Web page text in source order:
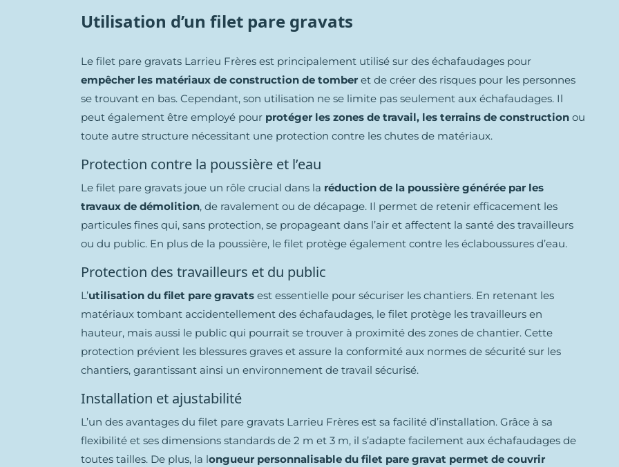
Utilisation d’un filet pare gravats
Le filet pare gravats Larrieu Frères est principalement utilisé sur des échafaudages pour
empêcher les matériaux de construction de tomber et de créer des risques pour les personnes
se trouvant en bas. Cependant, son utilisation ne se limite pas seulement aux échafaudages. Il
peut également être employé pour protéger les zones de travail, les terrains de construction ou
toute autre structure nécessitant une protection contre les chutes de matériaux.
Protection contre la poussière et l’eau
Le filet pare gravats joue un rôle crucial dans la réduction de la poussière générée par les
travaux de démolition, de ravalement ou de décapage. Il permet de retenir efficacement les
particules fines qui, sans protection, se propageant dans l’air et affectent la santé des travailleurs
ou du public. En plus de la poussière, le filet protège également contre les éclaboussures d’eau.
Protection des travailleurs et du public
L’utilisation du filet pare gravats est essentielle pour sécuriser les chantiers. En retenant les
matériaux tombant accidentellement des échafaudages, le filet protège les travailleurs en
hauteur, mais aussi le public qui pourrait se trouver à proximité des zones de chantier. Cette
protection prévient les blessures graves et assure la conformité aux normes de sécurité sur les
chantiers, garantissant ainsi un environnement de travail sécurisé.
Installation et ajustabilité
L’un des avantages du filet pare gravats Larrieu Frères est sa facilité d’installation. Grâce à sa
flexibilité et ses dimensions standards de 2 m et 3 m, il s’adapte facilement aux échafaudages de
toutes tailles. De plus, la longueur personnalisable du filet pare gravat permet de couvrir